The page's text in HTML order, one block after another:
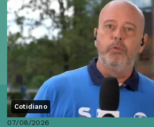
Cotidiano
07/08/2026